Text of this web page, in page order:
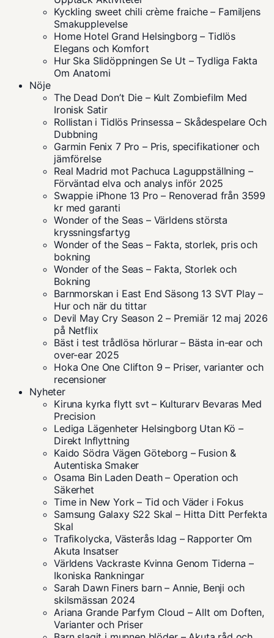
Kyckling sweet chili crème fraiche – Familjens
Smakupplevelse
Home Hotel Grand Helsingborg – Tidlös
Elegans och Komfort
Hur Ska Slidöppningen Se Ut – Tydliga Fakta
Om Anatomi
Nöje
The Dead Don’t Die – Kult Zombiefilm Med
Ironisk Satir
Rollistan i Tidlös Prinsessa – Skådespelare Och
Dubbning
Garmin Fenix 7 Pro – Pris, specifikationer och
jämförelse
Real Madrid mot Pachuca Laguppställning –
Förväntad elva och analys inför 2025
Swappie iPhone 13 Pro – Renoverad från 3599
kr med garanti
Wonder of the Seas – Världens största
kryssningsfartyg
Wonder of the Seas – Fakta, storlek, pris och
bokning
Wonder of the Seas – Fakta, Storlek och
Bokning
Barnmorskan i East End Säsong 13 SVT Play –
Hur och när du tittar
Devil May Cry Season 2 – Premiär 12 maj 2026
på Netflix
Bäst i test trådlösa hörlurar – Bästa in-ear och
over-ear 2025
Hoka One One Clifton 9 – Priser, varianter och
recensioner
Nyheter
Kiruna kyrka flytt svt – Kulturarv Bevaras Med
Precision
Lediga Lägenheter Helsingborg Utan Kö –
Direkt Inflyttning
Kaido Södra Vägen Göteborg – Fusion &
Autentiska Smaker
Osama Bin Laden Death – Operation och
Säkerhet
Time in New York – Tid och Väder i Fokus
Samsung Galaxy S22 Skal – Hitta Ditt Perfekta
Skal
Trafikolycka, Västerås Idag – Rapporter Om
Akuta Insatser
Världens Vackraste Kvinna Genom Tiderna –
Ikoniska Rankningar
Sarah Dawn Finers barn – Annie, Benji och
skilsmässan 2024
Ariana Grande Parfym Cloud – Allt om Doften,
Varianter och Priser